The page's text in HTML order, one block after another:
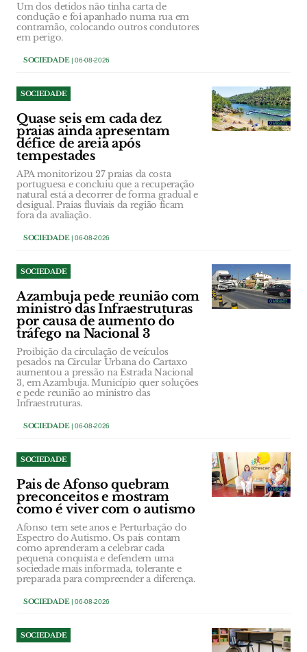
Um dos detidos não tinha carta de
condução e foi apanhado numa rua em
contramão, colocando outros condutores
em perigo.
SOCIEDADE| 06-08-2026
SOCIEDADE
Quase seis em cada dez
praias ainda apresentam
défice de areia após
tempestades
APA monitorizou 27 praias da costa
portuguesa e concluiu que a recuperação
natural está a decorrer de forma gradual e
desigual. Praias fluviais da região ficam
fora da avaliação.
SOCIEDADE| 06-08-2026
SOCIEDADE
Azambuja pede reunião com
ministro das Infraestruturas
por causa de aumento do
tráfego na Nacional 3
Proibição da circulação de veículos
pesados na Circular Urbana do Cartaxo
aumentou a pressão na Estrada Nacional
3, em Azambuja. Município quer soluções
e pede reunião ao ministro das
Infraestruturas.
SOCIEDADE| 06-08-2026
SOCIEDADE
Pais de Afonso quebram
preconceitos e mostram
como é viver com o autismo
Afonso tem sete anos e Perturbação do
Espectro do Autismo. Os pais contam
como aprenderam a celebrar cada
pequena conquista e defendem uma
sociedade mais informada, tolerante e
preparada para compreender a diferença.
SOCIEDADE| 06-08-2026
SOCIEDADE